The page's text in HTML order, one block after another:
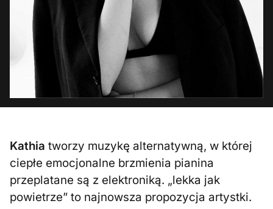
Kathia tworzy muzykę alternatywną, w której
ciepłe emocjonalne brzmienia pianina
przeplatane są z elektroniką. „lekka jak
powietrze” to najnowsza propozycja artystki.